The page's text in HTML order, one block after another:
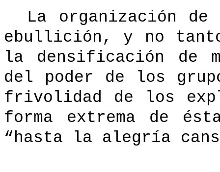
La organización
ebullición, y no
la densificación de
del poder de los
frivolidad de los
forma extrema de
“hasta la alegría